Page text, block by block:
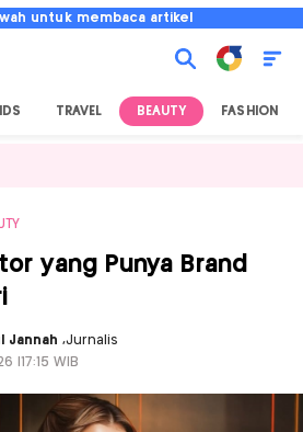
untuk membaca artikel
TRAVEL BEAUTY FASHION
yang Punya Brand
Jannah,Jurnalis
|17:15 WIB